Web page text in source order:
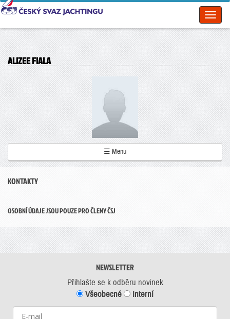
ALIZEE FIALA
☰ Menu
KONTAKTY
OSOBNÍ ÚDAJE JSOU POUZE PRO ČLENY ČSJ
NEWSLETTER
Přihlašte se k odběru novinek
Všeobecné
Interní